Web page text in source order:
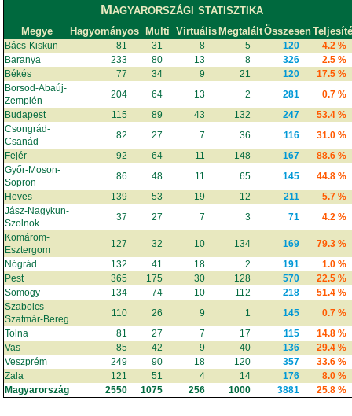
Magyarországi statisztika
Megye Hagyományos Multi Virtuális MegtaláltÖsszesen
Bács-Kiskun 81 31 8 5 120
4.2 %
Baranya
233 80 13 8 326
2.5 %
Békés
77 34 9 21 120
17.5 %
Borsod-Abaúj-
Zemplén
204 64 13 2 281
0.7 %
Budapest
115 89 43 132 247
53.4 %
Csongrád-
Csanád
82 27 7 36 116
31.0 %
Fejér
92 64 11 148 167
88.6 %
Győr-Moson-
Sopron
86 48 11 65 145
44.8 %
Heves
139 53 19 12 211
5.7 %
Jász-Nagykun-
Szolnok
37 27 7 3 71
4.2 %
Komárom-
Esztergom
127 32 10 134 169
79.3 %
Nógrád
132 41 18 2 191
1.0 %
Pest
365 175 30 128 570
22.5 %
Somogy
134 74 10 112 218
51.4 %
Szabolcs-
Szatmár-Bereg
110 26 9 1 145
0.7 %
Tolna
81 27 7 17 115
14.8 %
Vas
85 42 9 40 136
29.4 %
Veszprém
249 90 18 120 357
33.6 %
Zala
121 51 4 14 176
8.0 %
Magyarország
2550 1075 256 1000 3881 25.8 %